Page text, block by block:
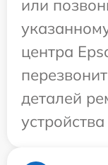
или
центра
деталей